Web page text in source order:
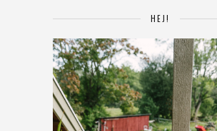
HEJ!